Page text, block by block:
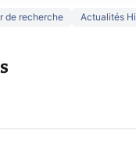
de recherche Actualités
de
la
Xbox !